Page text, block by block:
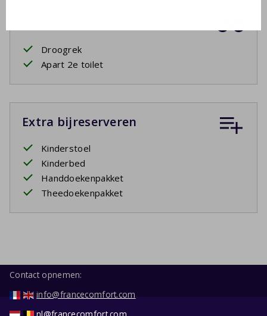
Droogrek
Apart 2e toilet
Extra bijreserveren
Kinderstoel
Kinderbed
Handdoekenpakket
Theedoekenpakket
Contact opnemen:
info@francecomfort.com
nl@francecomfort.com